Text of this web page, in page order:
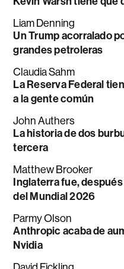
Liam Denning
Un Trump acorralado
grandes petroleras
Claudia Sahm
La Reserva Federal
a la gente común
John Authers
La historia de dos
tercera
Matthew Brooker
Inglaterra fue,
del Mundial 2026
Parmy Olson
Anthropic acaba de
Nvidia